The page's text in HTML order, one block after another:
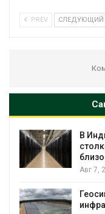
PREV СЛЕДУЮЩИЙ
центра Google
из-за воды и
полигоне: как
обращения с отходами